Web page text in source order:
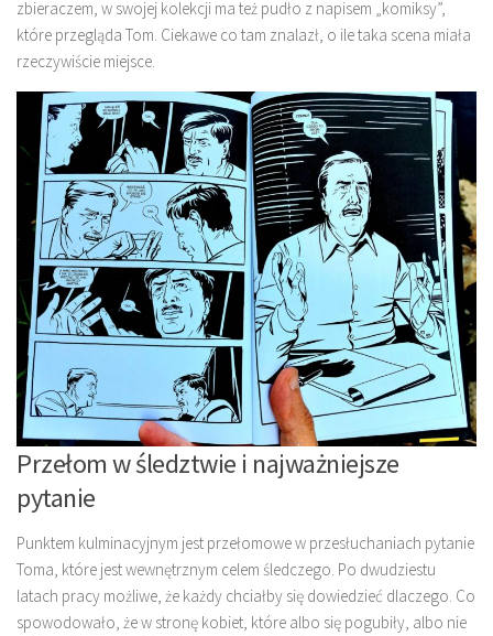
zbieraczem, w swojej kolekcji ma też pudło z napisem „komiksy”,
które przegląda Tom. Ciekawe co tam znalazł, o ile taka scena miała
rzeczywiście miejsce.
Przełom w śledztwie i najważniejsze
pytanie
Punktem kulminacyjnym jest przełomowe w przesłuchaniach pytanie
Toma, które jest wewnętrznym celem śledczego. Po dwudziestu
latach pracy możliwe, że każdy chciałby się dowiedzieć dlaczego. Co
spowodowało, że w stronę kobiet, które albo się pogubiły, albo nie